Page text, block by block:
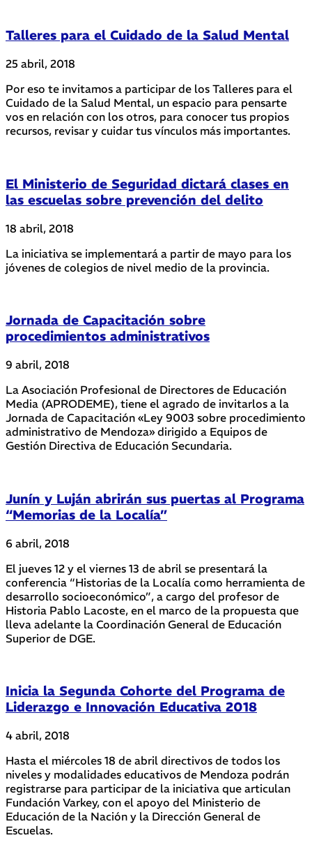
Talleres para el Cuidado de la Salud Mental
25 abril, 2018
Por eso te invitamos a participar de los Talleres para el
Cuidado de la Salud Mental, un espacio para pensarte
vos en relación con los otros, para conocer tus propios
recursos, revisar y cuidar tus vínculos más importantes.
El Ministerio de Seguridad dictará clases en
las escuelas sobre prevención del delito
18 abril, 2018
La iniciativa se implementará a partir de mayo para los
jóvenes de colegios de nivel medio de la provincia.
Jornada de Capacitación sobre
procedimientos administrativos
9 abril, 2018
La Asociación Profesional de Directores de Educación
Media (APRODEME), tiene el agrado de invitarlos a la
Jornada de Capacitación «Ley 9003 sobre procedimiento
administrativo de Mendoza» dirigido a Equipos de
Gestión Directiva de Educación Secundaria.
Junín y Luján abrirán sus puertas al Programa
“Memorias de la Localía”
6 abril, 2018
El jueves 12 y el viernes 13 de abril se presentará la
conferencia “Historias de la Localía como herramienta de
desarrollo socioeconómico”, a cargo del profesor de
Historia Pablo Lacoste, en el marco de la propuesta que
lleva adelante la Coordinación General de Educación
Superior de DGE.
Inicia la Segunda Cohorte del Programa de
Liderazgo e Innovación Educativa 2018
4 abril, 2018
Hasta el miércoles 18 de abril directivos de todos los
niveles y modalidades educativos de Mendoza podrán
registrarse para participar de la iniciativa que articulan
Fundación Varkey, con el apoyo del Ministerio de
Educación de la Nación y la Dirección General de
Escuelas.